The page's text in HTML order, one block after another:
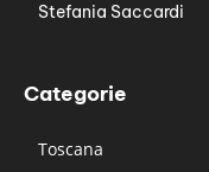
Stefania Saccardi
Categorie
Toscana